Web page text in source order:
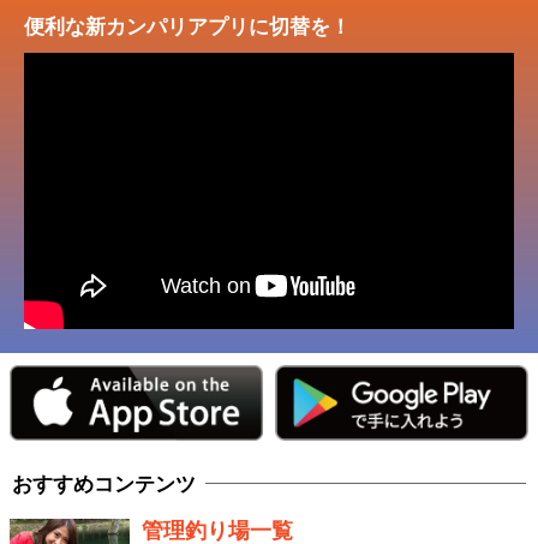
便利な新カンパリアプリに切替を！
おすすめコンテンツ
管理釣り場一覧